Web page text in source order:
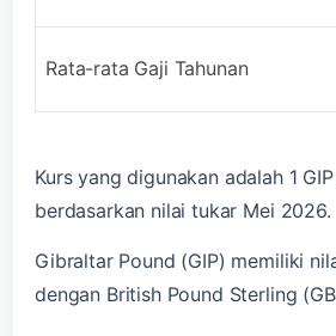
Rata-rata Gaji Tahunan
Kurs yang digunakan adalah 1
berdasarkan nilai tukar Mei 2026.
Gibraltar Pound (GIP) memiliki
dengan British Pound Sterling